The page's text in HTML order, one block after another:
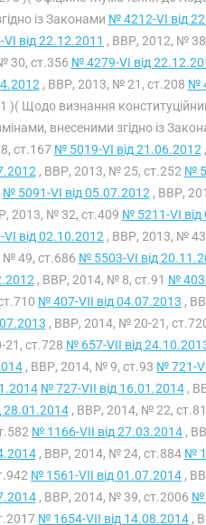
із Законами № 4212-VI від
від 22.12.2011 , ВВР, 2012, №
30, ст.356 № 4279-VI від
, ВВР, 2013, № 21, ст.208 №
)( Щодо визнання
внесеними згідно із
ст.167 № 5019-VI від 21.06.2012
, ВВР, 2013, № 25, ст.252 №
№ 5091-VI від 05.07.2012 , ВВР,
2013, № 32, ст.409 № 5211-VI від
від 02.10.2012 , ВВР, 2013, №
№ 49, ст.686 № 5503-VI від
, ВВР, 2014, № 8, ст.91 №
№ 407-VII від 04.07.2013 ,
, ВВР, 2014, № 20-21,
ст.728 № 657-VII від
, ВВР, 2014, № 9, ст.93 № 721-
№ 727-VII від 16.01.2014,
28.01.2014, ВВР, 2014, № 22,
№ 1166-VII від 27.03.2014 ,
, ВВР, 2014, № 24, ст.884 №
№ 1561-VII від 01.07.2014 ,
, ВВР, 2014, № 39, ст.2006 №
№ 1654-VII від 14.08.2014 ,